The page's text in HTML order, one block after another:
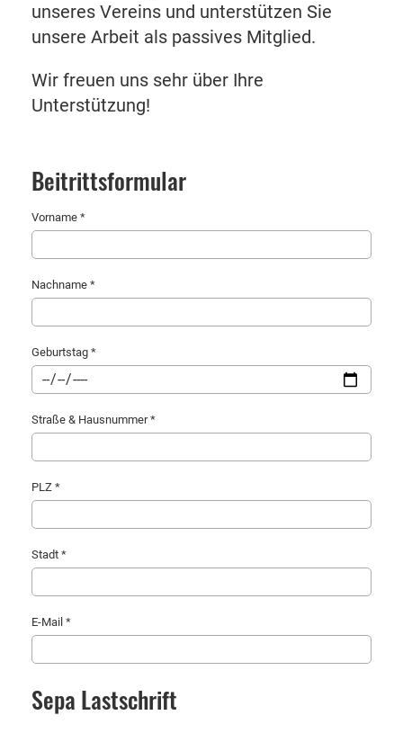
unseres Vereins und unterstützen Sie
unsere Arbeit als passives Mitglied.
Wir freuen uns sehr über Ihre
Unterstützung!
Beitrittsformular
Vorname *
Nachname *
Geburtstag *
Straße & Hausnummer *
PLZ *
Stadt *
E-Mail *
Sepa Lastschrift